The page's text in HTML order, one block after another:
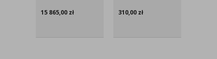
15 865,00 zł 310,00 zł